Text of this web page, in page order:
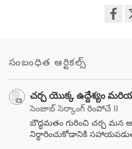
సంబంధిత ఆర్టికల్స్
చర్చ యొక్క ఉద్దేశ్యం
సెంజాబ్ సెర్కాంగ్ రింపోచే II
బౌద్ధమతం గురించి చర్చ
నిర్ధారించుకోడానికి